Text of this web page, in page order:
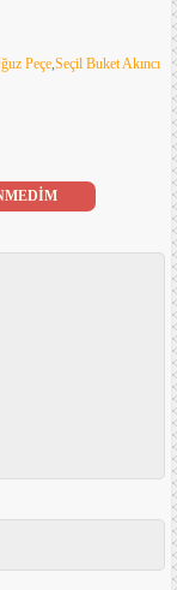
Peçe,Seçil Buket Akıncı